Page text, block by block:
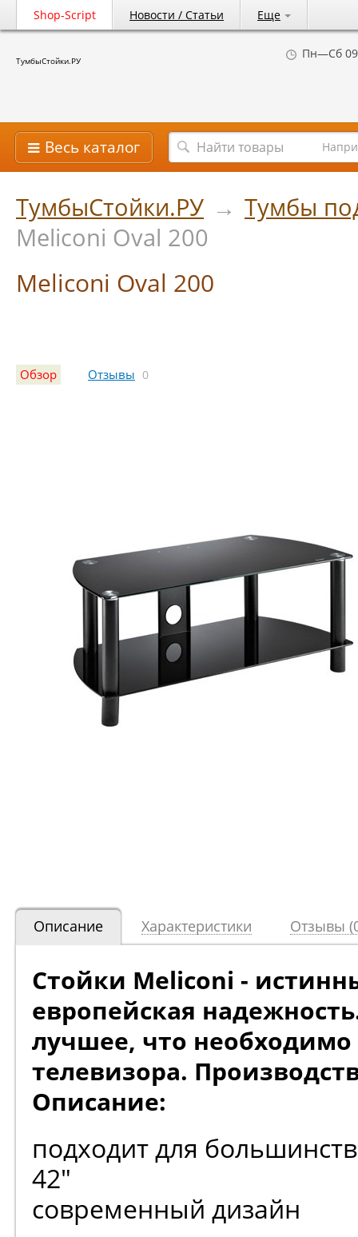
Shop-Script Новости / Статьи Еще
ТумбыСтойки.РУ Пн—Сб
Весь каталог
ТумбыСтойки.РУ → Тумбы
Meliconi Oval 200
Meliconi Oval 200
Обзор Отзывы 0
Описание Характеристики Отзывы
Стойки Meliconi -
европейская
лучшее, что необходимо
телевизора.
Описание:
подходит для
42"
современный дизайн